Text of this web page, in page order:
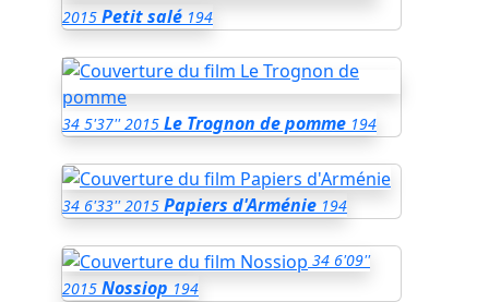
2015 Petit salé 194
34 5'37'' 2015 Le Trognon de pomme 194
34 6'33'' 2015 Papiers d'Arménie 194
34 6'09''
2015 Nossiop 194